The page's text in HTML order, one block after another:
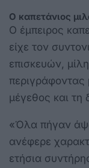
Ο καπετάνιος
Ο έμπειρος
είχε τον
επισκευών,
περιγράφοντας
μέγεθος και τη
«Όλα πήγαν
ανέφερε
ετήσια